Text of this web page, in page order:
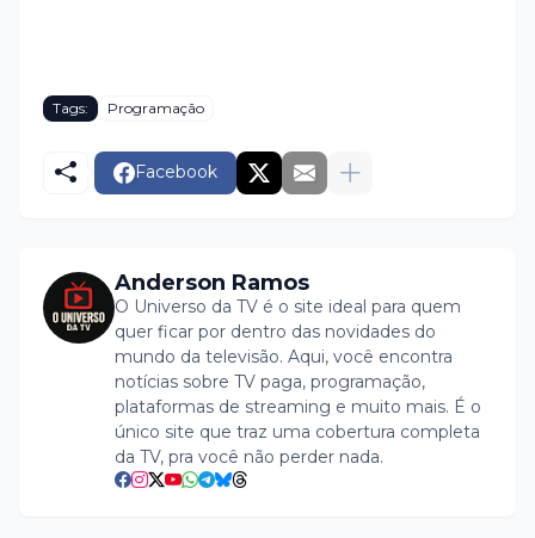
Tags: Programação
Facebook
Anderson Ramos
O Universo da TV é o site ideal para quem
quer ficar por dentro das novidades do
mundo da televisão. Aqui, você encontra
notícias sobre TV paga, programação,
plataformas de streaming e muito mais. É o
único site que traz uma cobertura completa
da TV, pra você não perder nada.